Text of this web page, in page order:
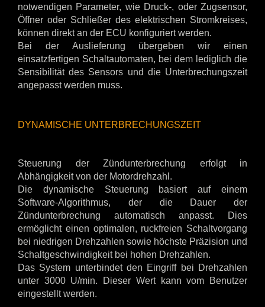
notwendigen Parameter, wie Druck-, oder Zugsensor,
Öffner oder Schließer des elektrischen Stromkreises,
können direkt an der ECU konfiguriert werden.
Bei der Auslieferung übergeben wir einen
einsatzfertigen Schaltautomaten, bei dem lediglich die
Sensibilität des Sensors und die Unterbrechungszeit
angepasst werden muss.
DYNAMISCHE UNTERBRECHUNGSZEIT
Steuerung der Zündunterbrechung erfolgt in
Abhängigkeit von der Motordrehzahl.
Die dynamische Steuerung basiert auf einem
Software-Algorithmus, der die Dauer der
Zündunterbrechung automatisch anpasst. Dies
ermöglicht einen optimalen, ruckfreien Schaltvorgang
bei niedrigen Drehzahlen sowie höchste Präzision und
Schaltgeschwindigkeit bei hohen Drehzahlen.
Das System unterbindet den Eingriff bei Drehzahlen
unter 3000 U/min. Dieser Wert kann vom Benutzer
eingestellt werden.